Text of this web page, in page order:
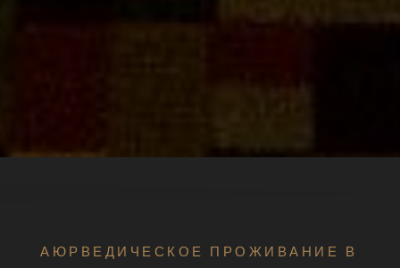
АЮРВЕДИЧЕСКОЕ ПРОЖИВАНИЕ В